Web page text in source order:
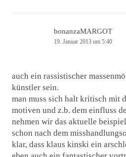
bonanzaMARGOT
19. Januar 2013 um 5:40
auch ein rassistischer
künstler sein.
man muss sich halt kritisch mit
motiven und z.b. dem einfluss
nehmen wir das aktuelle
schon nach dem
klar, dass klaus kinski ein